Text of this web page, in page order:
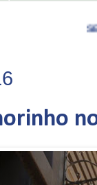
SEJA VOCÊ